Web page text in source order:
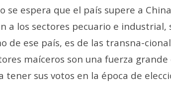
se espera que el país supere a
a los sectores pecuario e industrial,
de ese país, es de las transna-
maíceros son una fuerza
tener sus votos en la época de